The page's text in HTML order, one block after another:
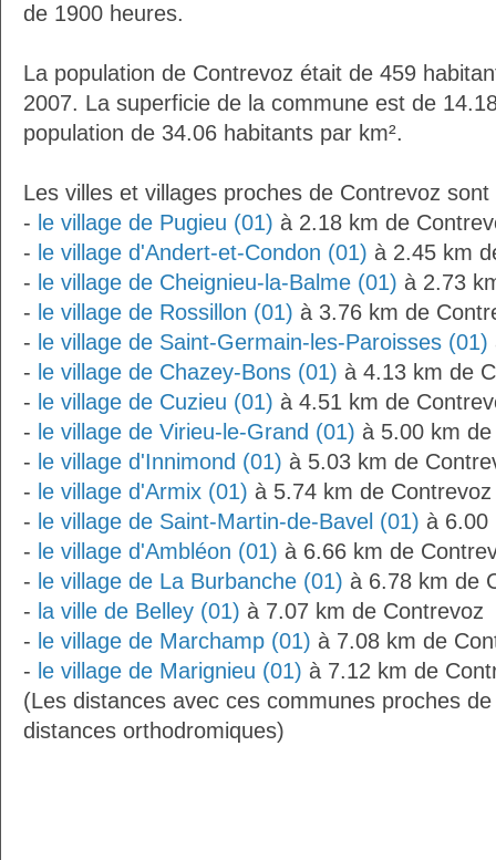
de 1900 heures.
La population de Contrevoz était de 459
2007. La superficie de la commune est de
population de 34.06 habitants par km².
Les villes et villages proches de Contrevoz sont
- le village de Pugieu (01) à 2.18 km de
- le village d'Andert-et-Condon (01) à 2.45 km
- le village de Cheignieu-la-Balme (01) à 2.73
- le village de Rossillon (01) à 3.76 km de
- le village de Saint-Germain-les-Paroisses (01)
- le village de Chazey-Bons (01) à 4.13 km de
- le village de Cuzieu (01) à 4.51 km de
- le village de Virieu-le-Grand (01) à 5.00 km
- le village d'Innimond (01) à 5.03 km de
- le village d'Armix (01) à 5.74 km de Contrevoz
- le village de Saint-Martin-de-Bavel (01) à 6.00
- le village d'Ambléon (01) à 6.66 km de
- le village de La Burbanche (01) à 6.78 km de
- la ville de Belley (01) à 7.07 km de Contrevoz
- le village de Marchamp (01) à 7.08 km de
- le village de Marignieu (01) à 7.12 km de
(Les distances avec ces communes proches
distances orthodromiques)